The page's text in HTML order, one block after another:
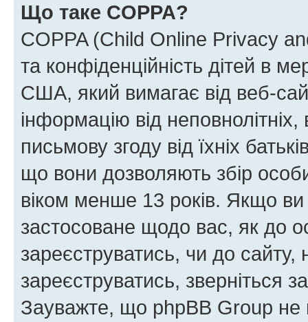
Що таке COPPA?
COPPA (Child Online Privacy
та конфіденційність дітей в
США, який вимагає від веб-
інформацію від
письмову згоду від їхніх
що вони дозволяють збір
віком менше 13 років. Якщо
застосоване щодо вас, як до
зареєструватись, чи до
зареєструватись, зверніться
Зауважте, що phpBB Group не